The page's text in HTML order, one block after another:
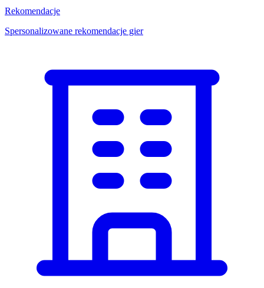
Rekomendacje
Spersonalizowane rekomendacje gier